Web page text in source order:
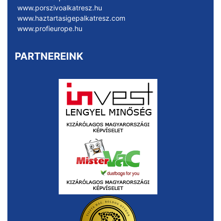
www.porszivoalkatresz.hu
www.haztartasigepalkatresz.com
www.profieurope.hu
PARTNEREINK